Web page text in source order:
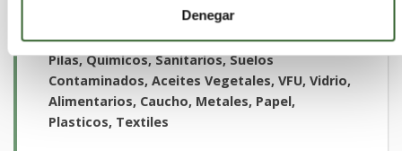
Denegar
Aceites Vegetales, Acidos, RCD, Disolventes,
Equipos Electronicos, Lodos, Madera, PCBS,
Pilas, Quimicos, Sanitarios, Suelos
Contaminados, Aceites Vegetales, VFU, Vidrio,
Alimentarios, Caucho, Metales, Papel,
Plasticos, Textiles